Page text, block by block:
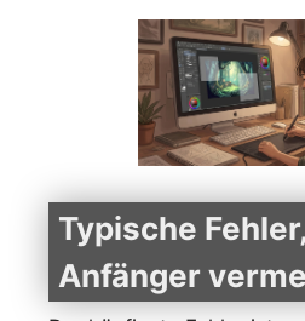
Typische
Anfänger